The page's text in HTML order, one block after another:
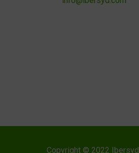
Copyright © 2022 Ibersyd